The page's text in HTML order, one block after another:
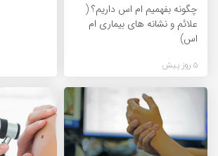
چگونه بفهمیم ام اس داریم؟ (
علائم و نشانه های بیماری ام
اس)
5 روز پیش